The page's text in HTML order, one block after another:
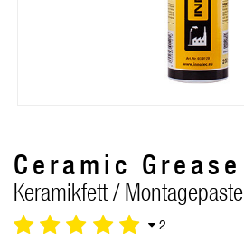
Ceramic Grease
Keramikfett / Montagepaste
2